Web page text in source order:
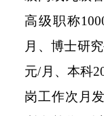
高级职称
月、博士研
元/月、本科
岗工作次月